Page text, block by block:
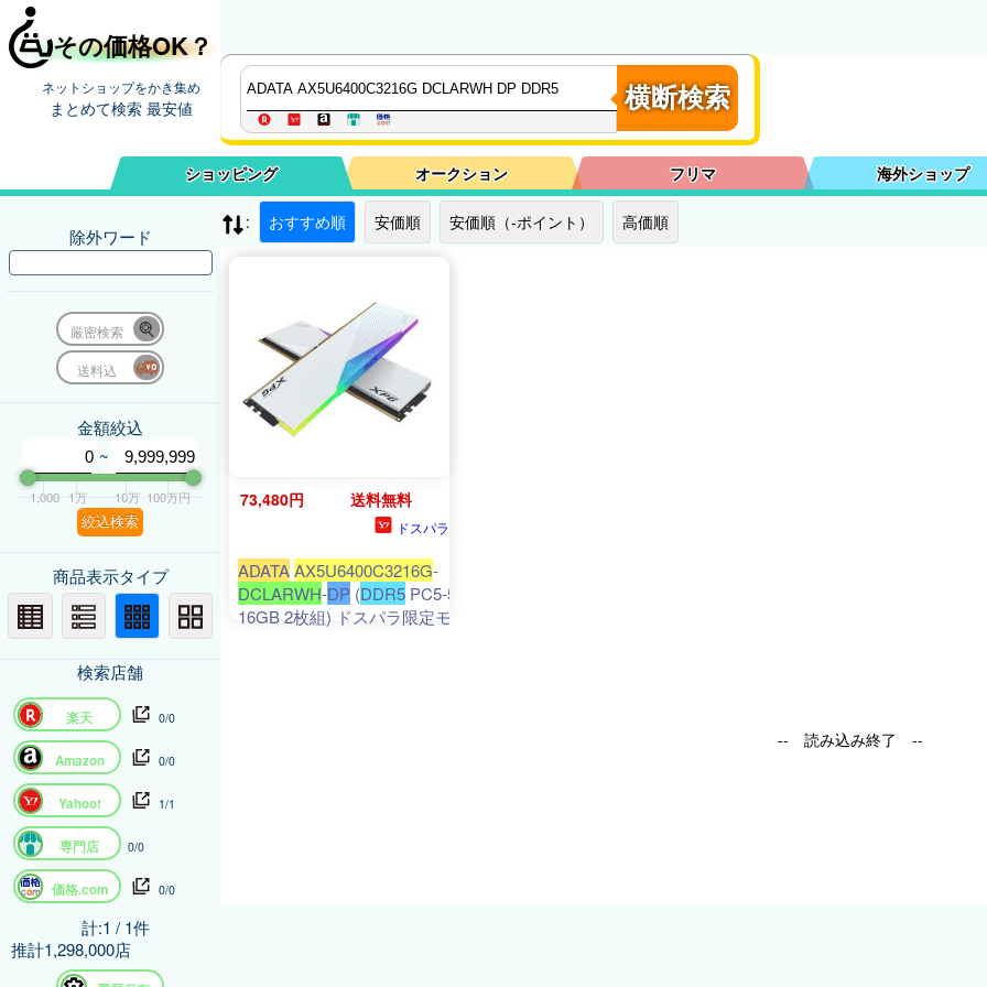
その価格OK？
ネットショップをかき集め
まとめて検索 最安値 横断検索
ショッピング オークション フリマ 海外ショップ
除外ワード
厳密検索
送料込
金額絞込
~
1,000 1万 10万 100万円
絞込検索
商品表示タイプ
検索店舗
楽天 0/0
Amazon 0/0
Yahoo! 1/1
専門店 0/0
価格.com 0/0
計:1 / 1件
推計1,298,000店
: おすすめ順 安価順 安価順（-ポイント） 高価順
73,480円 送料無料
ドスパラ
ADATAAX5U6400C3216G-
DCLARWH-DP (DDR5 PC5-51200
16GB 2枚組) ドスパラ限定モデル
-- 読み込み終了 --